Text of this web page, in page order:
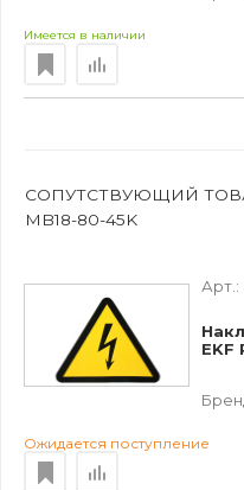
Имеется в наличии
СОПУТСТВУЮЩИЙ
MB18-80-45K
Арт.:
EKF
Ожидается поступление